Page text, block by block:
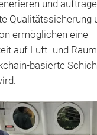
und
Qualitätssicherung
ermöglichen eine
auf Luft- und
basierte